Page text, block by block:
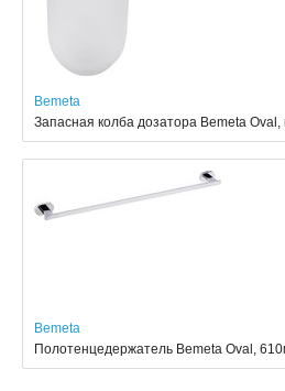
Bemeta
Запасная колба дозатора Bemeta Oval,
Bemeta
Полотенцедержатель Bemeta Oval,